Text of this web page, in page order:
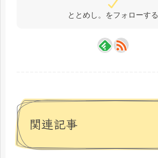
ととめし。をフォローする
関連記事